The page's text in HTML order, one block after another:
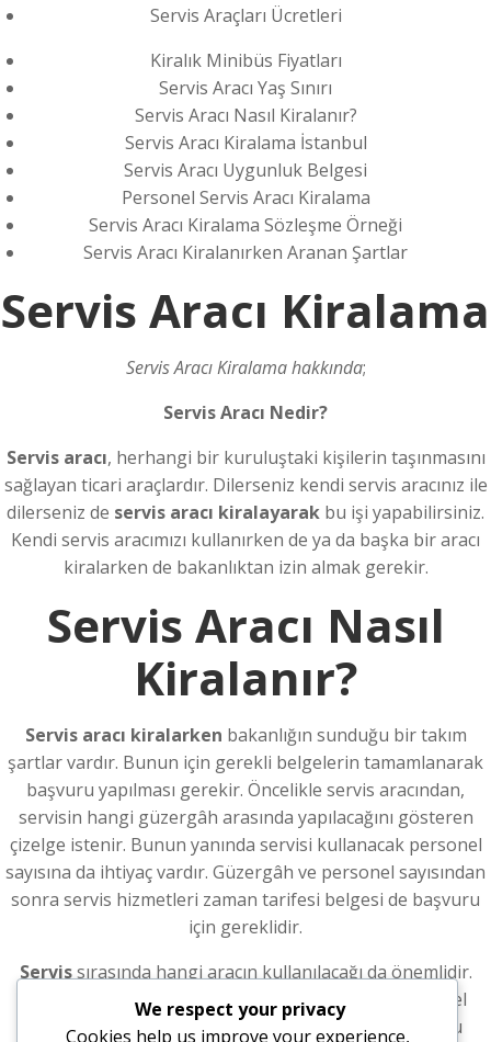
Servis Araçları Ücretleri
Kiralık Minibüs Fiyatları
Servis Aracı Yaş Sınırı
Servis Aracı Nasıl Kiralanır?
Servis Aracı Kiralama İstanbul
Servis Aracı Uygunluk Belgesi
Personel Servis Aracı Kiralama
Servis Aracı Kiralama Sözleşme Örneği
Servis Aracı Kiralanırken Aranan Şartlar
Servis Aracı Kiralama
Servis Aracı Kiralama hakkında;
Servis Aracı Nedir?
Servis aracı, herhangi bir kuruluştaki kişilerin taşınmasını
sağlayan ticari araçlardır. Dilerseniz kendi servis aracınız ile
dilerseniz de servis aracı kiralayarak bu işi yapabilirsiniz.
Kendi servis aracımızı kullanırken de ya da başka bir aracı
kiralarken de bakanlıktan izin almak gerekir.
Servis Aracı Nasıl
Kiralanır?
Servis aracı kiralarken bakanlığın sunduğu bir takım
şartlar vardır. Bunun için gerekli belgelerin tamamlanarak
başvuru yapılması gerekir. Öncelikle servis aracından,
servisin hangi güzergâh arasında yapılacağını gösteren
çizelge istenir. Bunun yanında servisi kullanacak personel
sayısına da ihtiyaç vardır. Güzergâh ve personel sayısından
sonra servis hizmetleri zaman tarifesi belgesi de başvuru
için gereklidir.
Servissırasında hangi aracın kullanılacağı da önemlidir.
Aracın kaç koltuk kapasitesi olduğu ya da hangi model
olduğunu da bildirmek gerekir. Servisi kiralayacak bu
We respect your privacy
Cookies help us improve your experience,